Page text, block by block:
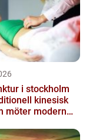
i stockholm
kinesisk
möter modern